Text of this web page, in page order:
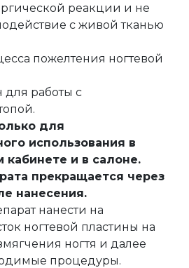
реакции и не
с живой тканью
пожелтения ногтевой
для работы с
для
использования в
кабинете и в салоне.
прекращается через
нанесения.
нанести на
ногтевой пластины на
ногтя и далее
процедуры.